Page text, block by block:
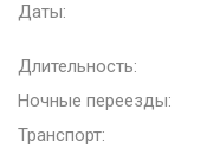
Даты:
Длительность:
Ночные переезды:
Транспорт: